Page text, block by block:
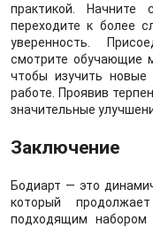
практикой. Начните
переходите к более
уверенность.
смотрите обучающие
чтобы изучить
работе. Проявив
значительные
Заключение
Бодиарт — это
который
подходящим